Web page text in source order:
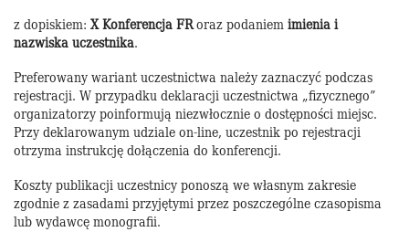
z dopiskiem: X Konferencja FRoraz podaniemimienia i
nazwiska uczestnika.
Preferowany wariant uczestnictwa należy zaznaczyć podczas
rejestracji. W przypadku deklaracji uczestnictwa „fizycznego”
organizatorzy poinformują niezwłocznie o dostępności miejsc.
Przy deklarowanym udziale on-line, uczestnik po rejestracji
otrzyma instrukcję dołączenia do konferencji.
Koszty publikacji uczestnicy ponoszą we własnym zakresie
zgodnie z zasadami przyjętymi przez poszczególne czasopisma
lub wydawcę monografii.